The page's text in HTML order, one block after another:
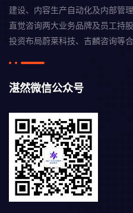
建设、内容生产自动化及内部管
直觉咨询两大业务品牌及员工持
投资布局蔚莱科技、吉麟咨询等合
湛然微信公众号